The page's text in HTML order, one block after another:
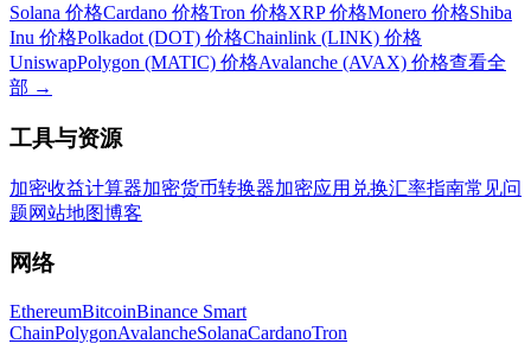
Solana 价格Cardano 价格Tron 价格XRP 价格Monero 价格Shiba
Inu 价格Polkadot (DOT) 价格Chainlink (LINK) 价格
UniswapPolygon (MATIC) 价格Avalanche (AVAX) 价格查看全
部 →
工具与资源
加密收益计算器加密货币转换器加密应用 兑换汇率指南常见问
题网站地图博客
网络
EthereumBitcoinBinance Smart
ChainPolygonAvalancheSolanaCardanoTron